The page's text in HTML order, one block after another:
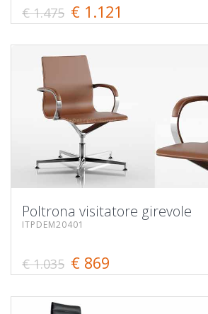
€ 1.475 € 1.121
Poltrona visitatore girevole
ITPDEM20401
€ 1.035 € 869